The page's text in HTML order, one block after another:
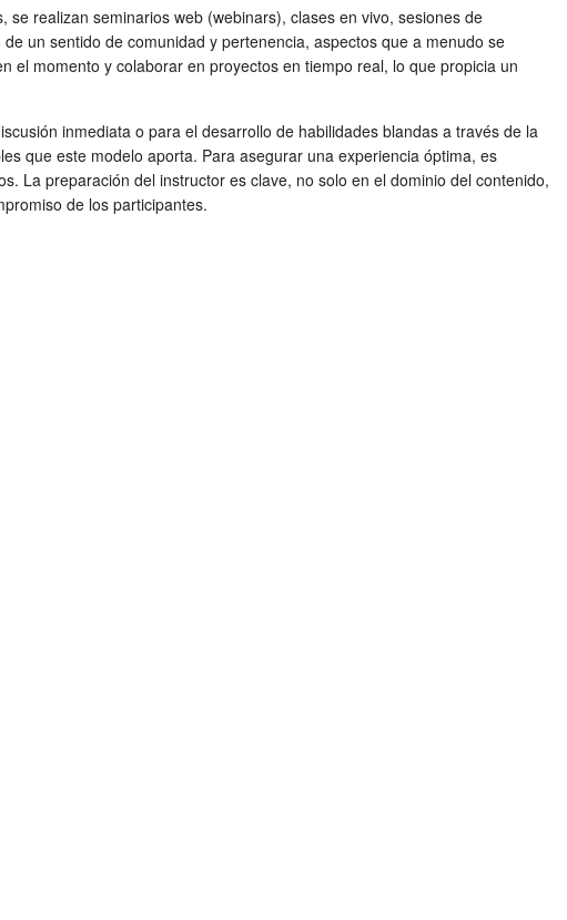
realizan seminarios web (webinars), clases en vivo, sesiones de
un sentido de comunidad y pertenencia, aspectos que a menudo se
el momento y colaborar en proyectos en tiempo real, lo que propicia un
inmediata o para el desarrollo de habilidades blandas a través de la
que este modelo aporta. Para asegurar una experiencia óptima, es
La preparación del instructor es clave, no solo en el dominio del contenido,
de los participantes.